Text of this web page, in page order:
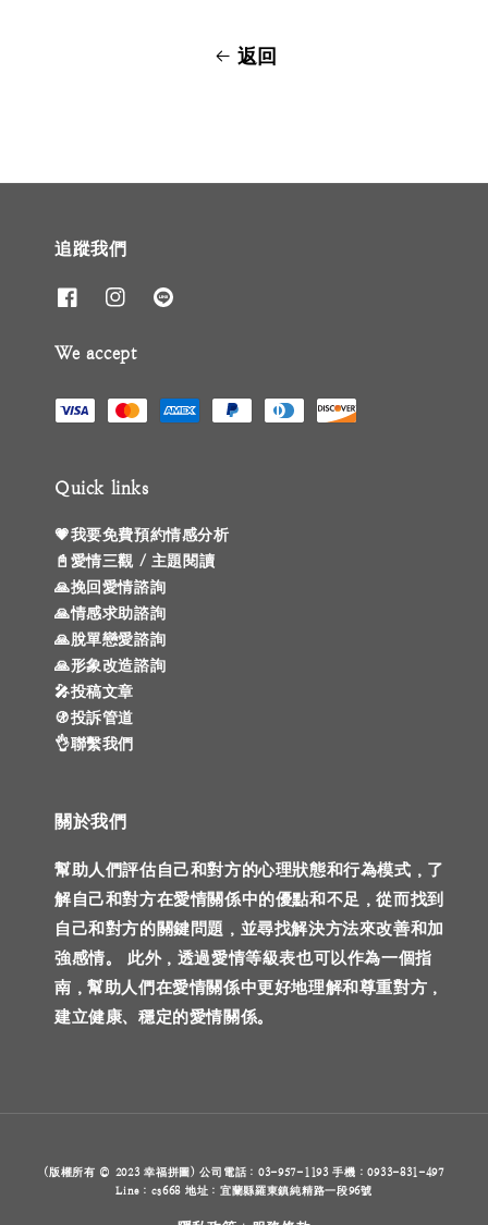
返回
追蹤我們
We accept
Quick links
💗我要免費預約情感分析
📓愛情三觀 / 主題閱讀
🙏挽回愛情諮詢
🙏情感求助諮詢
🙏脫單戀愛諮詢
🙏形象改造諮詢
🎤投稿文章
🚯投訴管道
👌聯繫我們
關於我們
幫助人們評估自己和對方的心理狀態和行為模式，了
解自己和對方在愛情關係中的優點和不足，從而找到
自己和對方的關鍵問題，並尋找解決方法來改善和加
強感情。 此外，透過愛情等級表也可以作為一個指
南，幫助人們在愛情關係中更好地理解和尊重對方，
建立健康、穩定的愛情關係。
(版權所有 © 2023 幸福拼圖) 公司電話：03-957-1193 手機：0933-831-497
Line：cs668 地址：宜蘭縣羅東鎮純精路一段96號